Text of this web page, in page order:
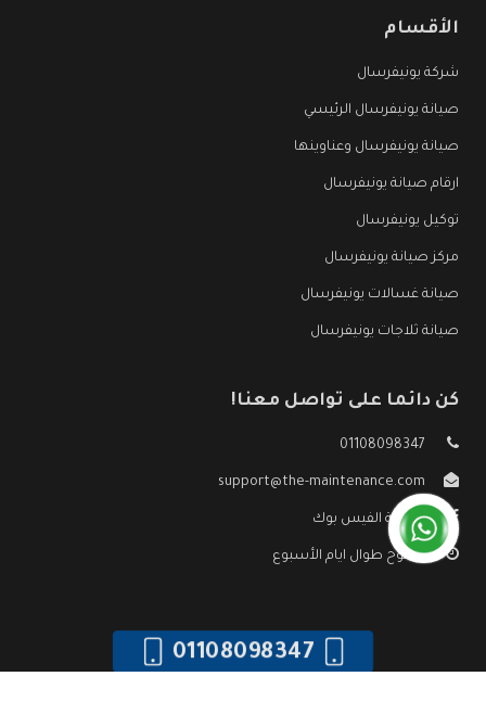
الأقسام
شركة يونيفرسال
صيانة يونيفرسال الرئيسي
صيانة يونيفرسال وعناوينها
ارقام صيانة يونيفرسال
توكيل يونيفرسال
مركز صيانة يونيفرسال
صيانة غسالات يونيفرسال
صيانة ثلاجات يونيفرسال
كن دائما على تواصل معنا!
01108098347
support@the-maintenance.com
صفحة الفيس بوك
مفتوح طوال ايام الأسبوع
01108098347